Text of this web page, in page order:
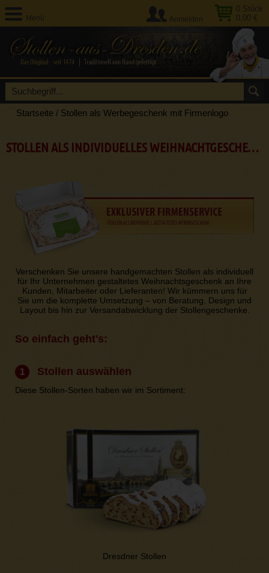
Menü
0 Stück
0,00 €
Anmelden
Startseite / Stollen als Werbegeschenk mit Firmenlogo
STOLLEN ALS INDIVIDUELLES WEIHNACHTGESCHENK FÜR FIRMEN
Verschenken Sie unsere handgemachten Stollen als individuell
für Ihr Unternehmen gestaltetes Weihnachtsgeschenk an Ihre
Kunden, Mitarbeiter oder Lieferanten! Wir kümmern uns für
Sie um die komplette Umsetzung – von Beratung, Design und
Layout bis hin zur Versandabwicklung der Stollengeschenke.
So einfach geht's:
1 Stollen auswählen
Diese Stollen-Sorten haben wir im Sortiment:
Dresdner Stollen